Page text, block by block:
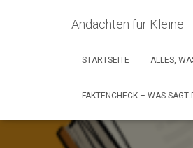
Andachten für Kleine
STARTSEITE ALLES,
FAKTENCHECK – WAS SAGT